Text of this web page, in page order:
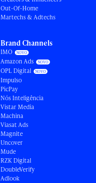
Out-Of-Home
Martechs & Adtechs
Brand Channels
IMO
Amazon Ads
OPL Digital
Impulso
PicPay
Nós Inteligência
Vistar Media
Machina
Viasat Ads
Magnite
Uncover
Mude
RZK Digital
DoubleVerify
Adlook